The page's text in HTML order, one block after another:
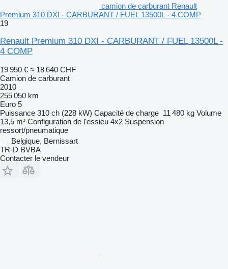
camion de carburant Renault
Premium 310 DXI - CARBURANT / FUEL 13500L - 4 COMP
19
Renault Premium 310 DXI - CARBURANT / FUEL 13500L -
4 COMP
19 950 € ≈ 18 640 CHF
Camion de carburant
2010
255 050 km
Euro 5
Puissance 310 ch (228 kW) Capacité de charge 11 480 kg Volume
13,5 m³ Configuration de l'essieu 4x2 Suspension
ressort/pneumatique
Belgique, Bernissart
TR-D BVBA
Contacter le vendeur